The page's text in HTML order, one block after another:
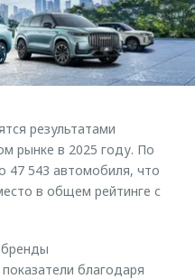
результатами
рынке в 2025 году. По
47 543 автомобиля, что
в общем рейтинге с
благодаря